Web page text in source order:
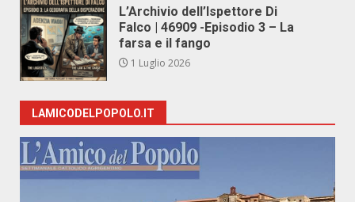
L’Archivio dell’Ispettore Di
Falco | 46909 -Episodio 3 – La
farsa e il fango
1 Luglio 2026
LAMICODELPOPOLO.IT